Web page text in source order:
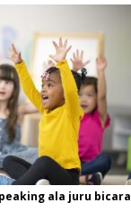
ala juru bicara